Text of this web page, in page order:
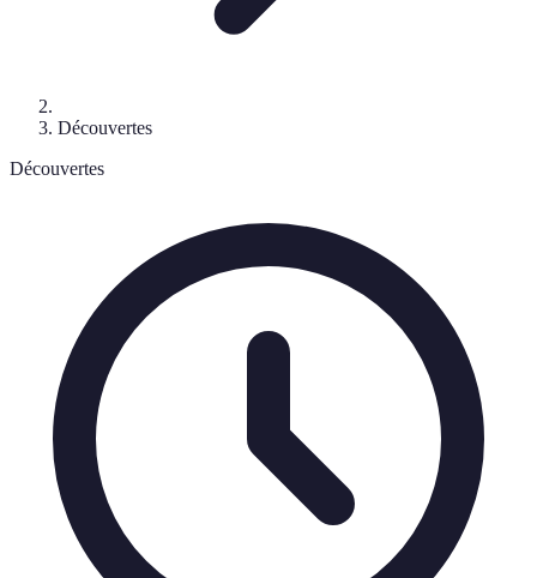
Découvertes
Découvertes